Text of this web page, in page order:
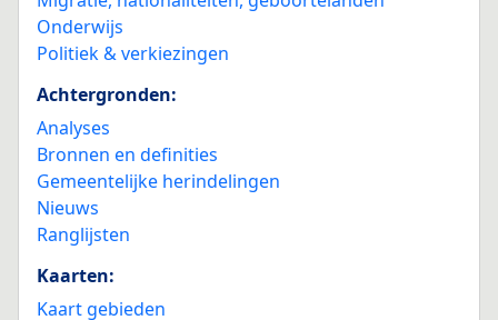
Onderwijs
Politiek & verkiezingen
Achtergronden:
Analyses
Bronnen en definities
Gemeentelijke herindelingen
Nieuws
Ranglijsten
Kaarten:
Kaart gebieden